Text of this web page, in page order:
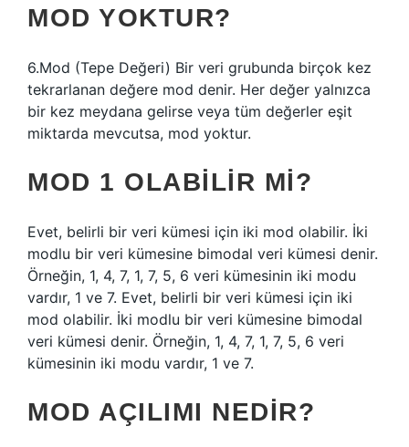
MOD YOKTUR?
6.Mod (Tepe Değeri) Bir veri grubunda birçok kez
tekrarlanan değere mod denir. Her değer yalnızca
bir kez meydana gelirse veya tüm değerler eşit
miktarda mevcutsa, mod yoktur.
MOD 1 OLABILIR MI?
Evet, belirli bir veri kümesi için iki mod olabilir. İki
modlu bir veri kümesine bimodal veri kümesi denir.
Örneğin, 1, 4, 7, 1, 7, 5, 6 veri kümesinin iki modu
vardır, 1 ve 7. Evet, belirli bir veri kümesi için iki
mod olabilir. İki modlu bir veri kümesine bimodal
veri kümesi denir. Örneğin, 1, 4, 7, 1, 7, 5, 6 veri
kümesinin iki modu vardır, 1 ve 7.
MOD AÇILIMI NEDIR?